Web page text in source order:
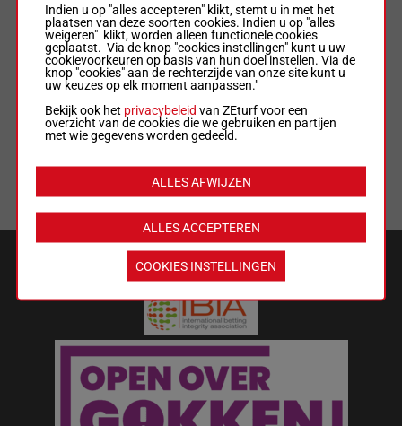
LIMIETEN & SESSIEDETAILS
ALGEMENE VOORWAARDEN
WEDREGELS & TOTALISATORREGLEMENT
VEILIGHEID EN BETROUWBAARHEID
Wat kost gokken jou? Stop op tijd.
Indien u op "alles accepteren" klikt, stemt u in met het
plaatsen van deze soorten cookies. Indien u op "alles
weigeren" klikt, worden alleen functionele cookies
geplaatst. Via de knop "cookies instellingen" kunt u uw
cookievoorkeuren op basis van hun doel instellen. Via de
knop "cookies" aan de rechterzijde van onze site kunt u
uw keuzes op elk moment aanpassen."
Bekijk ook het privacybeleid van ZEturf voor een
overzicht van de cookies die we gebruiken en partijen
met wie gegevens worden gedeeld.
ALLES ACCEPTEREN
ALLES AFWIJZEN
COOKIES INSTELLINGEN